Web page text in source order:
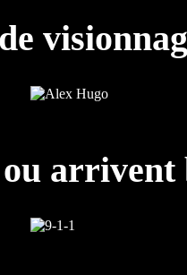
arrivent